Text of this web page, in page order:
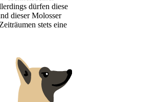
dürfen diese
dieser Molosser
stets eine